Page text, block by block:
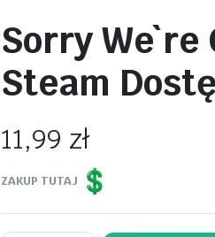
Sorry We`re
Steam
11,99 zł
ZAKUP TUTAJ